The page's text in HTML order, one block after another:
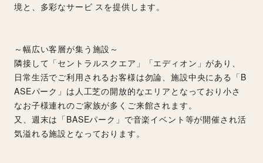
境と、多彩なサービ スを提供します。
～幅広い客層が集う施設～
隣接して「セントラルスクエア」「エディオン」があり、
日常生活でご利用されるお客様は勿論、施設中央にある「B
ASEパーク」は人工芝の開放的なエリアとなっており小さ
なお子様連れのご家族が多くご来館されます。
又、週末は「BASEパーク」で音楽イベント等が開催され活
気溢れる施設となっております。